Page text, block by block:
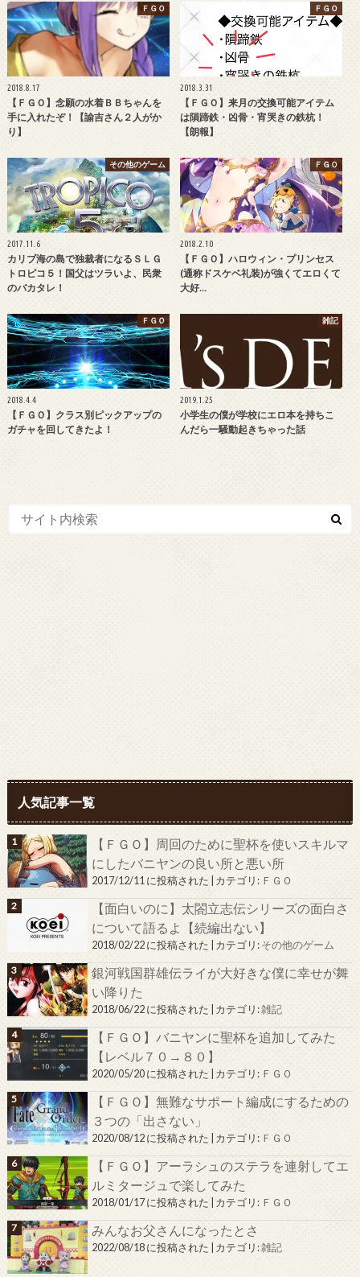
ＦＧＯ
2018.8.17
【ＦＧＯ】念願の水着ＢＢちゃんを
手に入れたぞ！【諭吉さん２人がか
り】
ＦＧＯ
2018.3.31
【ＦＧＯ】来月の交換可能アイテム
は隕蹄鉄・凶骨・宵哭きの鉄杭！
【朗報】
その他のゲーム
2017.11.6
カリブ海の島で独裁者になるＳＬＧ
トロピコ５！国父はツラいよ、民衆
のバカタレ！
ＦＧＯ
2018.2.10
【ＦＧＯ】ハロウィン・プリンセス
(通称ドスケベ礼装)が強くてエロくて
大好…
ＦＧＯ
2018.4.4
【ＦＧＯ】クラス別ピックアップの
ガチャを回してきたよ！
雑記
2019.1.25
小学生の僕が学校にエロ本を持ちこ
んだら一騒動起きちゃった話
人気記事一覧
【ＦＧＯ】周回のために聖杯を使いスキルマ
にしたバニヤンの良い所と悪い所
2017/12/11 に投稿された カテゴリ: ＦＧＯ
【面白いのに】太閤立志伝シリーズの面白さ
について語るよ【続編出ない】
2018/02/22 に投稿された カテゴリ:その他のゲーム
銀河戦国群雄伝ライが大好きな僕に幸せが舞
い降りた
2018/06/22 に投稿された カテゴリ:雑記
【ＦＧＯ】バニヤンに聖杯を追加してみた
【レベル７０→８０】
2020/05/20 に投稿された カテゴリ: ＦＧＯ
【ＦＧＯ】無難なサポート編成にするための
３つの「出さない」
2020/08/12 に投稿された カテゴリ: ＦＧＯ
【ＦＧＯ】アーラシュのステラを連射してエ
ルミタージュで楽してみた
2018/01/17 に投稿された カテゴリ: ＦＧＯ
みんなお父さんになったとさ
2022/08/18 に投稿された カテゴリ:雑記